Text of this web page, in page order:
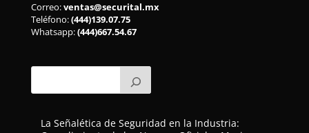
Correo:ventas@securital.mx
Teléfono:(444)139.07.75
Whatsapp:(444)667.54.67
La Señalética de Seguridad en la Industria: